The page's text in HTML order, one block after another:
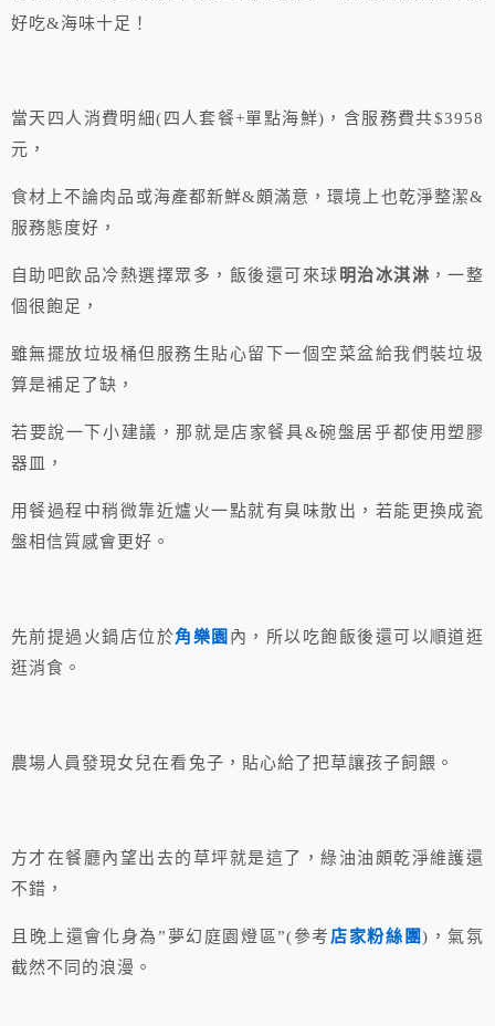
好吃&海味十足！
當天四人消費明細(四人套餐+單點海鮮)，含服務費共$3958
元，
食材上不論肉品或海產都新鮮&頗滿意，環境上也乾淨整潔&
服務態度好，
自助吧飲品冷熱選擇眾多，飯後還可來球明治冰淇淋 ，一整
個很飽足，
雖無擺放垃圾桶但服務生貼心留下一個空菜盆給我們裝垃圾
算是補足了缺，
若要說一下小建議，那就是店家餐具&碗盤居乎都使用塑膠
器皿，
用餐過程中稍微靠近爐火一點就有臭味散出，若能更換成瓷
盤相信質感會更好。
先前提過火鍋店位於角樂園 內，所以吃飽飯後還可以順道逛
逛消食。
農場人員發現女兒在看兔子，貼心給了把草讓孩子飼餵。
方才在餐廳內望出去的草坪就是這了，綠油油頗乾淨維護還
不錯，
且晚上還會化身為”夢幻庭園燈區”(參考 店家粉絲團)，氣氛
截然不同的浪漫。